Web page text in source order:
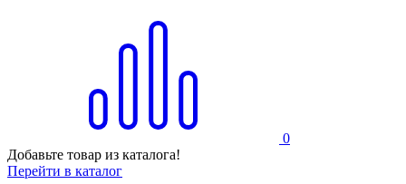
0
Добавьте товар из каталога!
Перейти в каталог